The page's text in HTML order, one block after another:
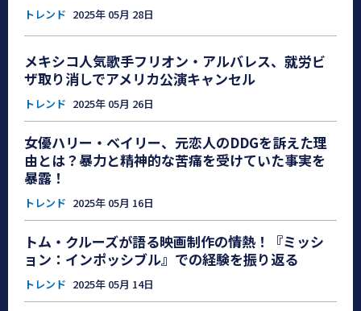
トレンド 2025年 05月 28日
メキシコ人気歌手フリオン・アルバレス、就労ビ
ザ取り消しでアメリカ公演キャンセル
トレンド 2025年 05月 26日
女優ハリー・ベイリー、元恋人のDDGを訴えた理
由とは？暴力と精神的な苦痛を受けていた事実を
暴露！
トレンド 2025年 05月 16日
トム・クルーズが語る映画制作の情熱！『ミッシ
ョン：インポッシブル』での経験を振り返る
トレンド 2025年 05月 14日